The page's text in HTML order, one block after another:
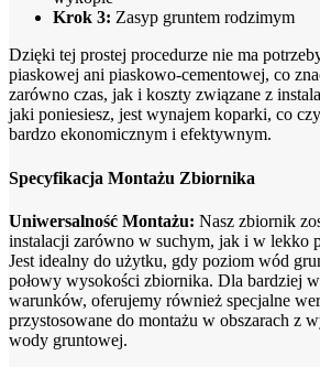
Krok 3: Zasyp gruntem rodzimym
Dzięki tej prostej procedurze nie ma
piaskowej ani piaskowo-cementowej, co
zarówno czas, jak i koszty związane z
jaki poniesiesz, jest wynajem koparki, co
bardzo ekonomicznym i efektywnym.
Specyfikacja Montażu Zbiornika
Uniwersalność Montażu: Nasz zbiornik
instalacji zarówno w suchym, jak i w lekko
Jest idealny do użytku, gdy poziom wód
połowy wysokości zbiornika. Dla bardziej
warunków, oferujemy również specjalne
przystosowane do montażu w obszarach z
wody gruntowej.